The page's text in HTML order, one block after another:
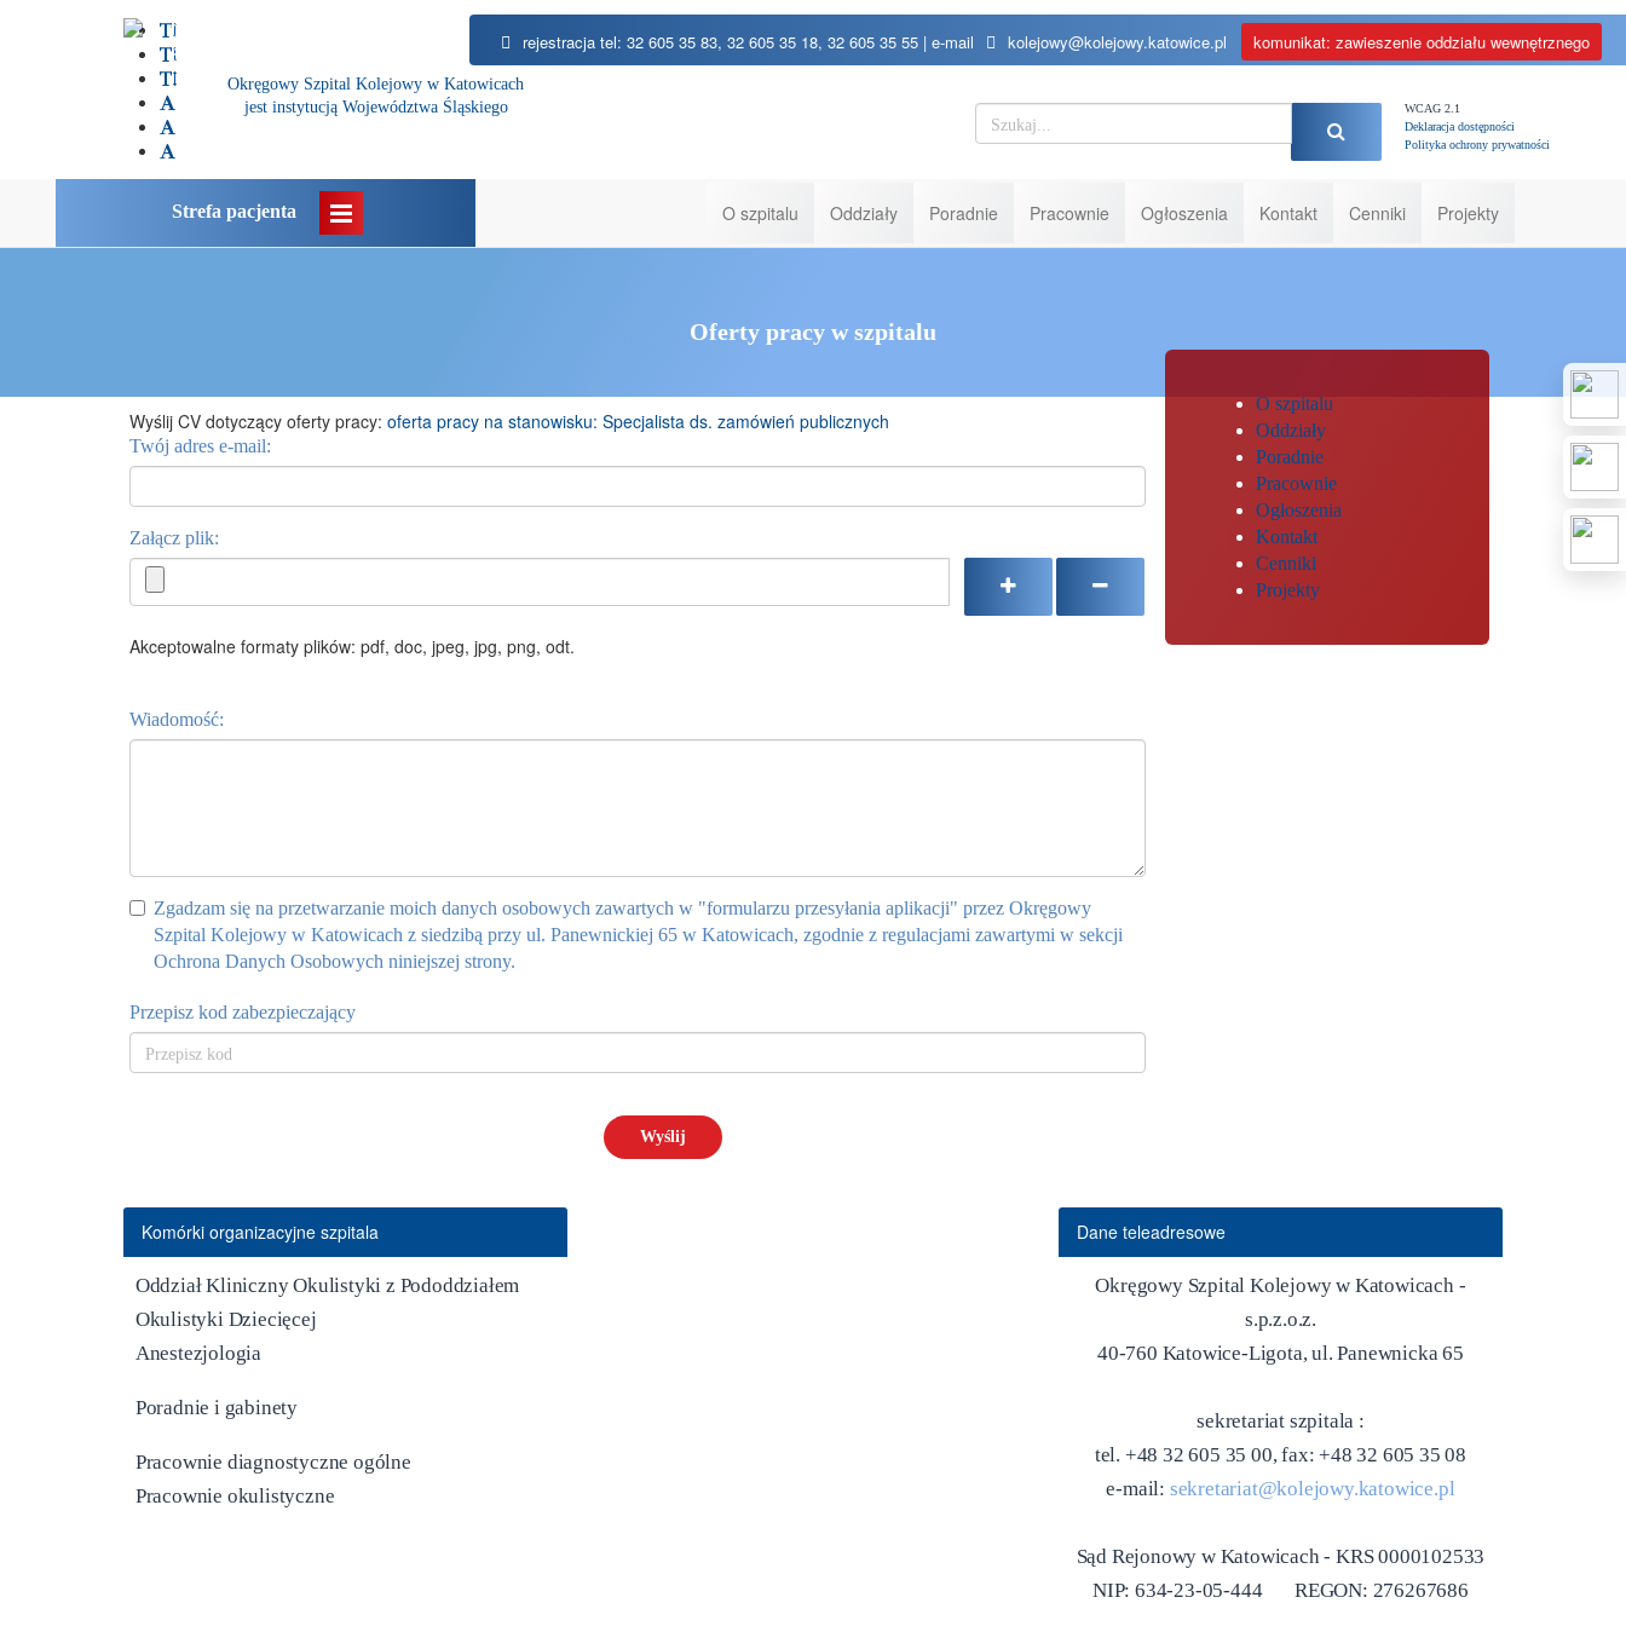
WCAG 2.1
Deklaracja dostępności
Polityka ochrony prywatności
Okręgowy Szpital Kolejowy w Katowicach
jest instytucją Województwa Śląskiego
rejestracja tel: 32 605 35 83, 32 605 35 18, 32 605 35 55 | e-mail kolejowy@kolejowy.katowice.pl komunikat: zawieszenie oddziału wewnętrznego
Strefa pacjenta O szpitalu Oddziały Poradnie Pracownie Ogłoszenia Kontakt Cenniki Projekty
Oferty pracy w szpitalu
Wyślij CV dotyczący oferty pracy:oferta pracy na stanowisku: Specjalista ds. zamówień publicznych
Twój adres e-mail:
Załącz plik:
Akceptowalne formaty plików: pdf, doc, jpeg, jpg, png, odt.
Wiadomość:
Zgadzam się na przetwarzanie moich danych osobowych zawartych w "formularzu przesyłania aplikacji" przez Okręgowy
Szpital Kolejowy w Katowicach z siedzibą przy ul. Panewnickiej 65 w Katowicach, zgodnie z regulacjami zawartymi w sekcji
Ochrona Danych Osobowych niniejszej strony.
Przepisz kod zabezpieczający
O szpitalu
Oddziały
Poradnie
Pracownie
Ogłoszenia
Kontakt
Cenniki
Projekty
Komórki organizacyjne szpitala
Oddział Kliniczny Okulistyki z Pododdziałem
Okulistyki Dziecięcej
Anestezjologia
Poradnie i gabinety
Pracownie diagnostyczne ogólne
Pracownie okulistyczne
Dane teleadresowe
Okręgowy Szpital Kolejowy w Katowicach -
s.p.z.o.z.
40-760 Katowice-Ligota, ul. Panewnicka 65
sekretariat szpitala :
tel. +48 32 605 35 00, fax: +48 32 605 35 08
e-mail: sekretariat@kolejowy.katowice.pl
Sąd Rejonowy w Katowicach - KRS 0000102533
NIP: 634-23-05-444 REGON: 276267686